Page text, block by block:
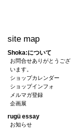
site map
Shoka:について
お問合せありがとうござ
います。
ショップカレンダー
ショップインフォ
メルマガ登録
企画展
rugü essay
お知らせ